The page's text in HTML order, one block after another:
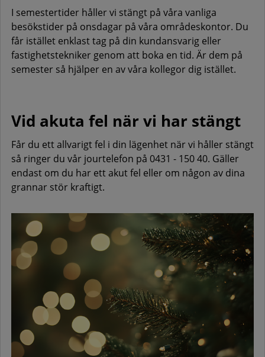
I semestertider håller vi stängt på våra vanliga
besökstider på onsdagar på våra områdeskontor. Du
får istället enklast tag på din kundansvarig eller
fastighetstekniker genom att boka en tid. Är dem på
semester så hjälper en av våra kollegor dig istället.
Vid akuta fel när vi har stängt
Får du ett allvarigt fel i din lägenhet när vi håller stängt
så ringer du vår jourtelefon på 0431 - 150 40. Gäller
endast om du har ett akut fel eller om någon av dina
grannar stör kraftigt.